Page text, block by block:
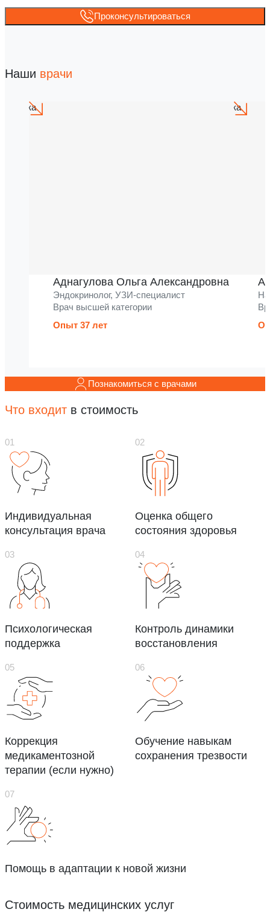
Проконсультироваться
Наши врачи
Аднагулова Ольга Александровна
Эндокринолог, УЗИ-специалист
Врач высшей категории
Опыт 37 лет
Познакомиться с врачами
Что входит в стоимость
Индивидуальная
консультация врача
Оценка общего
состояния здоровья
Психологическая
поддержка
Контроль динамики
восстановления
Коррекция
медикаментозной
терапии (если нужно)
Обучение навыкам
сохранения трезвости
Помощь в адаптации к новой жизни
Стоимость медицинских услуг